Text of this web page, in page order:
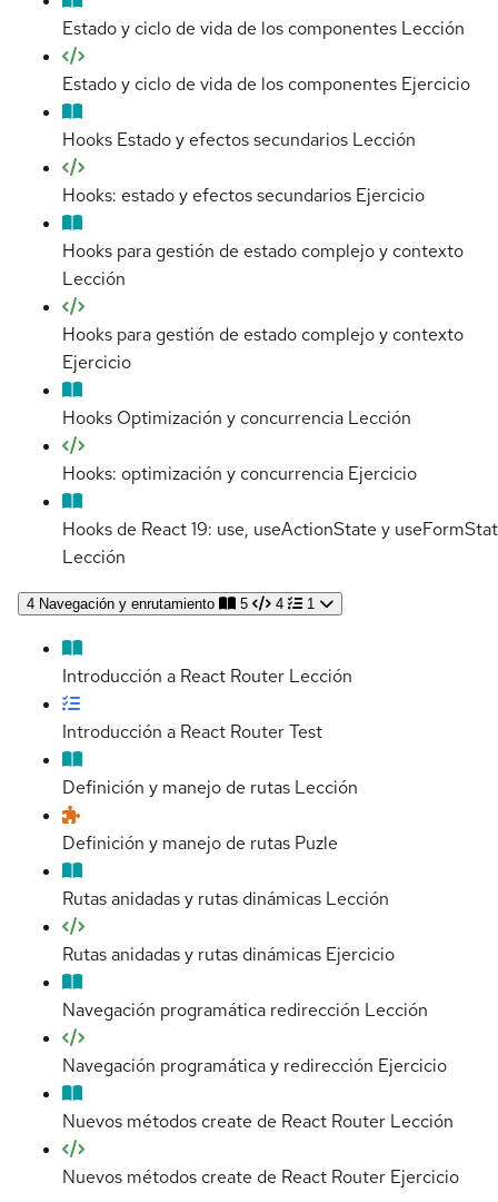
Estado y ciclo de vida de los componentes Lección
Estado y ciclo de vida de los componentes Ejercicio
Hooks Estado y efectos secundarios Lección
Hooks: estado y efectos secundarios Ejercicio
Hooks para gestión de estado complejo y contexto
Lección
Hooks para gestión de estado complejo y contexto
Ejercicio
Hooks Optimización y concurrencia Lección
Hooks: optimización y concurrencia Ejercicio
Hooks de React 19: use, useActionState y
Lección
4 Navegación y enrutamiento 5 4 1
Introducción a React Router Lección
Introducción a React RouterTest
Definición y manejo de rutas Lección
Definición y manejo de rutas Puzle
Rutas anidadas y rutas dinámicas Lección
Rutas anidadas y rutas dinámicas Ejercicio
Navegación programática redirección Lección
Navegación programática y redirección Ejercicio
Nuevos métodos create de React Router Lección
Nuevos métodos create de React Router Ejercicio